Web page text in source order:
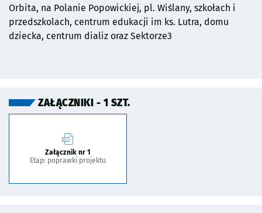
Orbita, na Polanie Popowickiej, pl. Wiślany, szkołach i
przedszkolach, centrum edukacji im ks. Lutra, domu
dziecka, centrum dializ oraz Sektorze3
ZAŁĄCZNIKI - 1 SZT.
Załącznik nr 1
Etap: poprawki projektu